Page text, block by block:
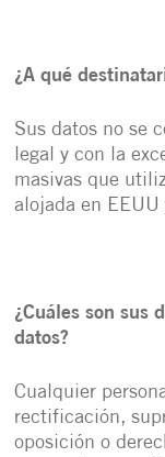
¿A qué
Sus datos no se
legal y con la
masivas que
alojada en
¿Cuáles son sus
datos?
Cualquier
rectificación,
oposición o